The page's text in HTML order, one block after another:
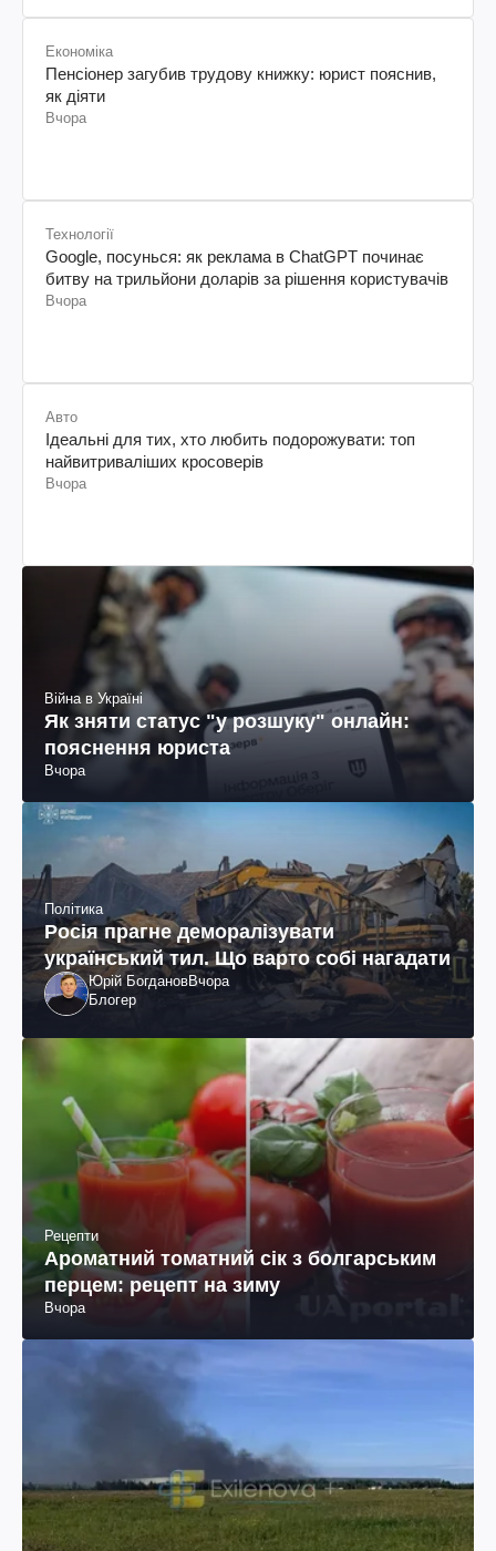
Економіка
Пенсіонер загубив трудову книжку: юрист пояснив,
як діяти
Вчора
Технології
Google, посунься: як реклама в ChatGPT починає
битву на трильйони доларів за рішення користувачів
Вчора
Авто
Ідеальні для тих, хто любить подорожувати: топ
найвитриваліших кросоверів
Вчора
Війна в Україні
Як зняти статус "у розшуку" онлайн:
пояснення юриста
Вчора
Політика
Росія прагне деморалізувати
український тил. Що варто собі нагадати
Юрій БогдановВчора
Блогер
Рецепти
Ароматний томатний сік з болгарським
перцем: рецепт на зиму
Вчора